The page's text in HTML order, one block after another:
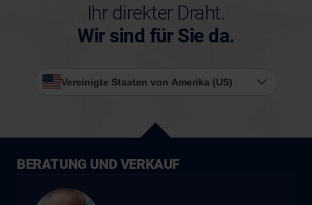
Ihr direkter Draht.
Wir sind für Sie da.
Vereinigte Staaten von Amerika (US)
BERATUNG UND VERKAUF